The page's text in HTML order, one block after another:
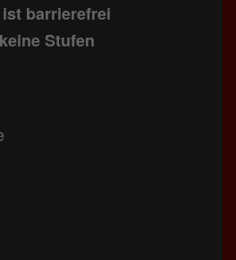
barrierefrei
Stufen